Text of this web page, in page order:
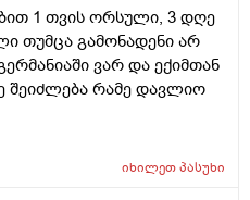
1 თვის ორსული, 3 დღე
თუმცა გამონადენი არ
ვარ და ექიმთან
შეიძლება რამე დავლიო
იხილეთპასუხი